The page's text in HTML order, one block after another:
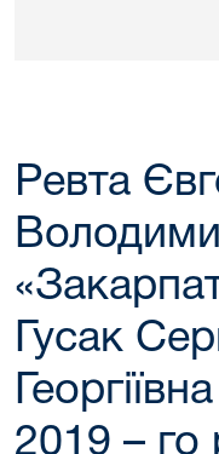
Ревта
Гусак
2019 – го